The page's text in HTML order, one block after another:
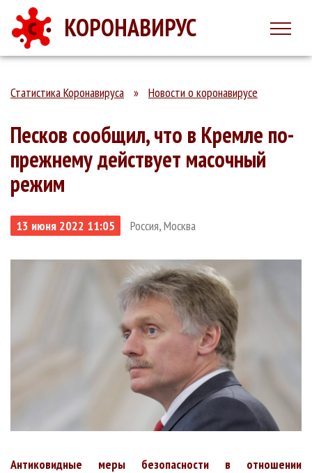
КОРОНАВИРУС
Статистика Коронавируса » Новости о коронавирусе
Песков сообщил, что в Кремле по-
прежнему действует масочный
режим
13 июня 2022 11:05 Россия, Москва
Антиковидные меры безопасности в отношении